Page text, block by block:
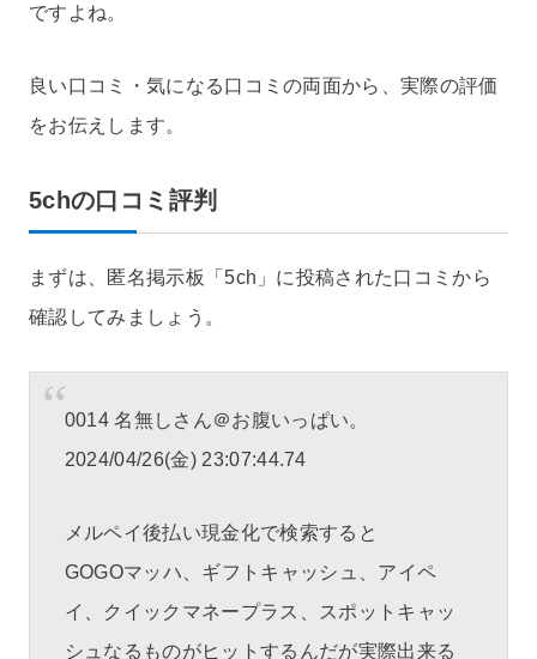
ですよね。
良い口コミ・気になる口コミの両面から、実際の評価
をお伝えします。
5chの口コミ評判
まずは、匿名掲示板「5ch」に投稿された口コミから
確認してみましょう。
0014 名無しさん＠お腹いっぱい。
2024/04/26(金) 23:07:44.74
メルペイ後払い現金化で検索すると
GOGOマッハ、ギフトキャッシュ、アイペ
イ、クイックマネープラス、スポットキャッ
シュなるものがヒットするんだが実際出来る